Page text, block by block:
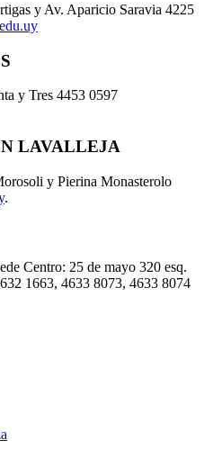
y Av. Aparicio Saravia 4225
y Tres 4453 0597
LAVALLEJA
y Pierina Monasterolo
.
Centro: 25 de mayo 320 esq.
1663, 4633 8073, 4633 8074